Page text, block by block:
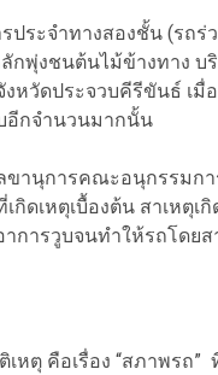
ประจำทางสองชั้น (รถ
กพุ่งชนต้นไม้ข้างทาง
หวัดประจวบคีรีขันธ์ เ
อีกจำนวนมากนั้น
ขานุการคณะอนุกรรมก
ดเหตุเบื้องต้น สาเหตุเ
ารวูบจนทำให้รถโดยส
หตุ คือเรื่อง “สภาพรถ